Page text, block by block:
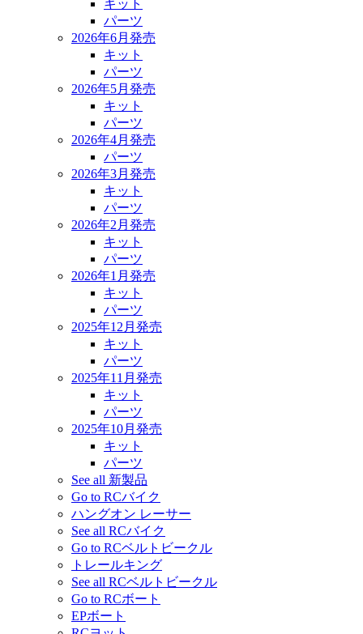
キット
パーツ
2026年6月発売
キット
パーツ
2026年5月発売
キット
パーツ
2026年4月発売
パーツ
2026年3月発売
キット
パーツ
2026年2月発売
キット
パーツ
2026年1月発売
キット
パーツ
2025年12月発売
キット
パーツ
2025年11月発売
キット
パーツ
2025年10月発売
キット
パーツ
See all 新製品
Go to RCバイク
ハングオン レーサー
See all RCバイク
Go to RCベルトビークル
トレールキング
See all RCベルトビークル
Go to RCボート
EPボート